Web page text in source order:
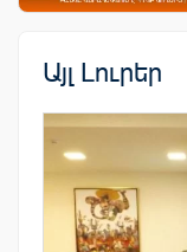
Այլ Լուրեր